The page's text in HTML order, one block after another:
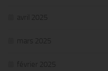
avril 2025
mars 2025
février 2025